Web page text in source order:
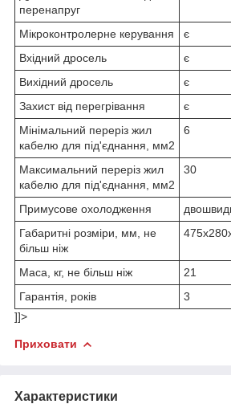
перенапруг
Мікроконтролерне керування
є
Вхідний дросель
є
Вихідний дросель
є
Захист від перегрівання
є
Мінімальний переріз жил
кабелю для під'єднання, мм2
6
Максимальний переріз жил
кабелю для під'єднання, мм2
30
Примусове охолодження
Габаритні розміри, мм, не
більш ніж
Маса, кг, не більш ніж
21
Гарантія, років
3
]]>
Приховати
Характеристики